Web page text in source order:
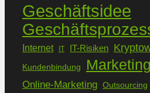
Geschäftsidee
Internet IT IT-Risiken
Kundenbindung Marketing
Online-Marketing Outsourcing